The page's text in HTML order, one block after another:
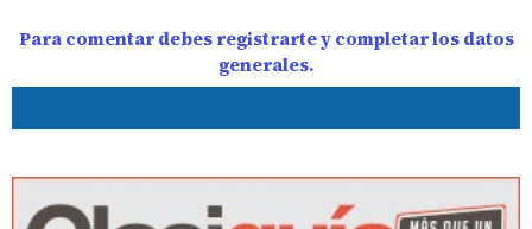
Para comentar debes registrarte y completar los datos
generales.